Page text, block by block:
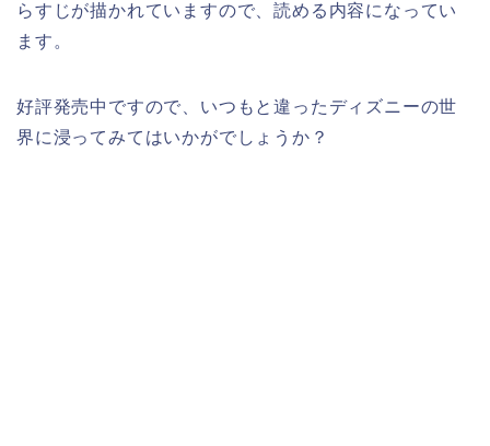
らすじが描かれていますので、読める内容になってい
ます。
好評発売中ですので、いつもと違ったディズニーの世
界に浸ってみてはいかがでしょうか？